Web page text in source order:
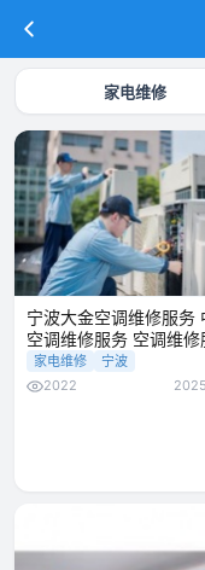
家电维修
宁波大金空调维修服务
空调维修服务 空调维修
家电维修
宁波
2022